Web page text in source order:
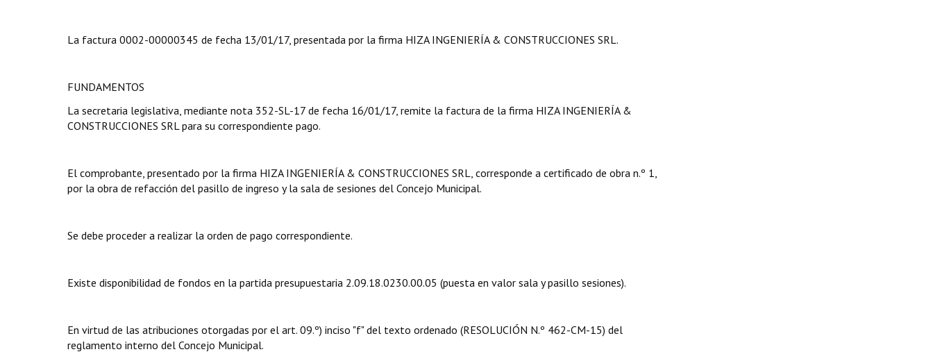
La factura 0002-00000345 de fecha 13/01/17, presentada por la firma HIZA INGENIERÍA & CONSTRUCCIONES SRL.
FUNDAMENTOS
La secretaria legislativa, mediante nota 352-SL-17 de fecha 16/01/17, remite la factura de la firma HIZA INGENIERÍA &
CONSTRUCCIONES SRL para su correspondiente pago.
El comprobante, presentado por la firma HIZA INGENIERÍA & CONSTRUCCIONES SRL, corresponde a certificado de obra n.º 1,
por la obra de refacción del pasillo de ingreso y la sala de sesiones del Concejo Municipal.
Se debe proceder a realizar la orden de pago correspondiente.
Existe disponibilidad de fondos en la partida presupuestaria 2.09.18.0230.00.05 (puesta en valor sala y pasillo sesiones).
En virtud de las atribuciones otorgadas por el art. 09.º) inciso "f" del texto ordenado (RESOLUCIÓN N.º 462-CM-15) del
reglamento interno del Concejo Municipal.